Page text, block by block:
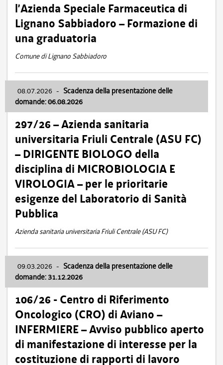
l’Azienda Speciale Farmaceutica di
Lignano Sabbiadoro – Formazione di
una graduatoria
Comune di Lignano Sabbiadoro
08.07.2026 - Scadenza della presentazione delle
domande: 06.08.2026
297/26 – Azienda sanitaria
universitaria Friuli Centrale (ASU FC)
– DIRIGENTE BIOLOGO della
disciplina di MICROBIOLOGIA E
VIROLOGIA – per le prioritarie
esigenze del Laboratorio di Sanità
Pubblica
Azienda sanitaria universitaria Friuli Centrale (ASU FC)
09.03.2026 - Scadenza della presentazione delle
domande: 31.12.2026
106/26 - Centro di Riferimento
Oncologico (CRO) di Aviano –
INFERMIERE – Avviso pubblico aperto
di manifestazione di interesse per la
costituzione di rapporti di lavoro